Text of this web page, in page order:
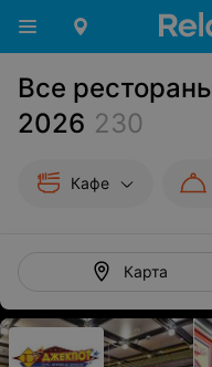
Все
2026 230
Кафе
Карта